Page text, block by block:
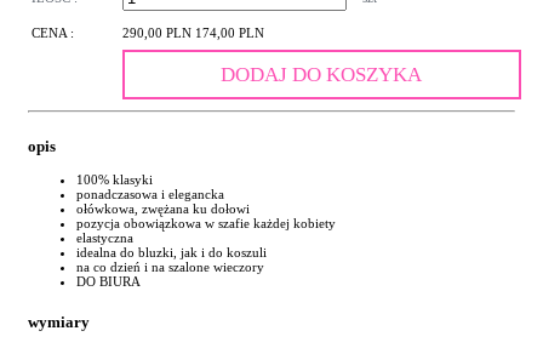
CENA : 290,00 PLN 174,00 PLN
DODAJ DO KOSZYKA
opis
100% klasyki
ponadczasowa i elegancka
ołówkowa, zwężana ku dołowi
pozycja obowiązkowa w szafie każdej kobiety
elastyczna
idealna do bluzki, jak i do koszuli
na co dzień i na szalone wieczory
DO BIURA
wymiary